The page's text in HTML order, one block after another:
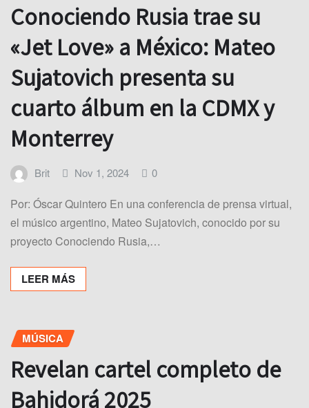
Conociendo Rusia trae su
«Jet Love» a México: Mateo
Sujatovich presenta su
cuarto álbum en la CDMX y
Monterrey
Brit Nov 1, 2024 0
Por: Óscar Quintero En una conferencia de prensa virtual,
el músico argentino, Mateo Sujatovich, conocido por su
proyecto Conociendo Rusia,…
LEER MÁS
MÚSICA
Revelan cartel completo de
Bahidorá 2025